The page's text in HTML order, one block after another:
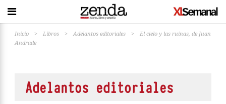
Inicio > Libros > Adelantos editoriales >
El cielo y las ruinas, de Juan
Andrade
Adelantos editoriales